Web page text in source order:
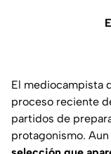
El mediocampista
proceso reciente
partidos de
protagonismo. Aun